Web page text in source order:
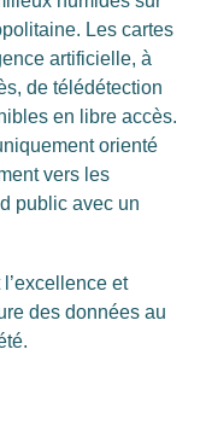
Les cartes
artificielle, à
de télédétection
en libre accès.
orienté
vers les
public avec un
et
des données au